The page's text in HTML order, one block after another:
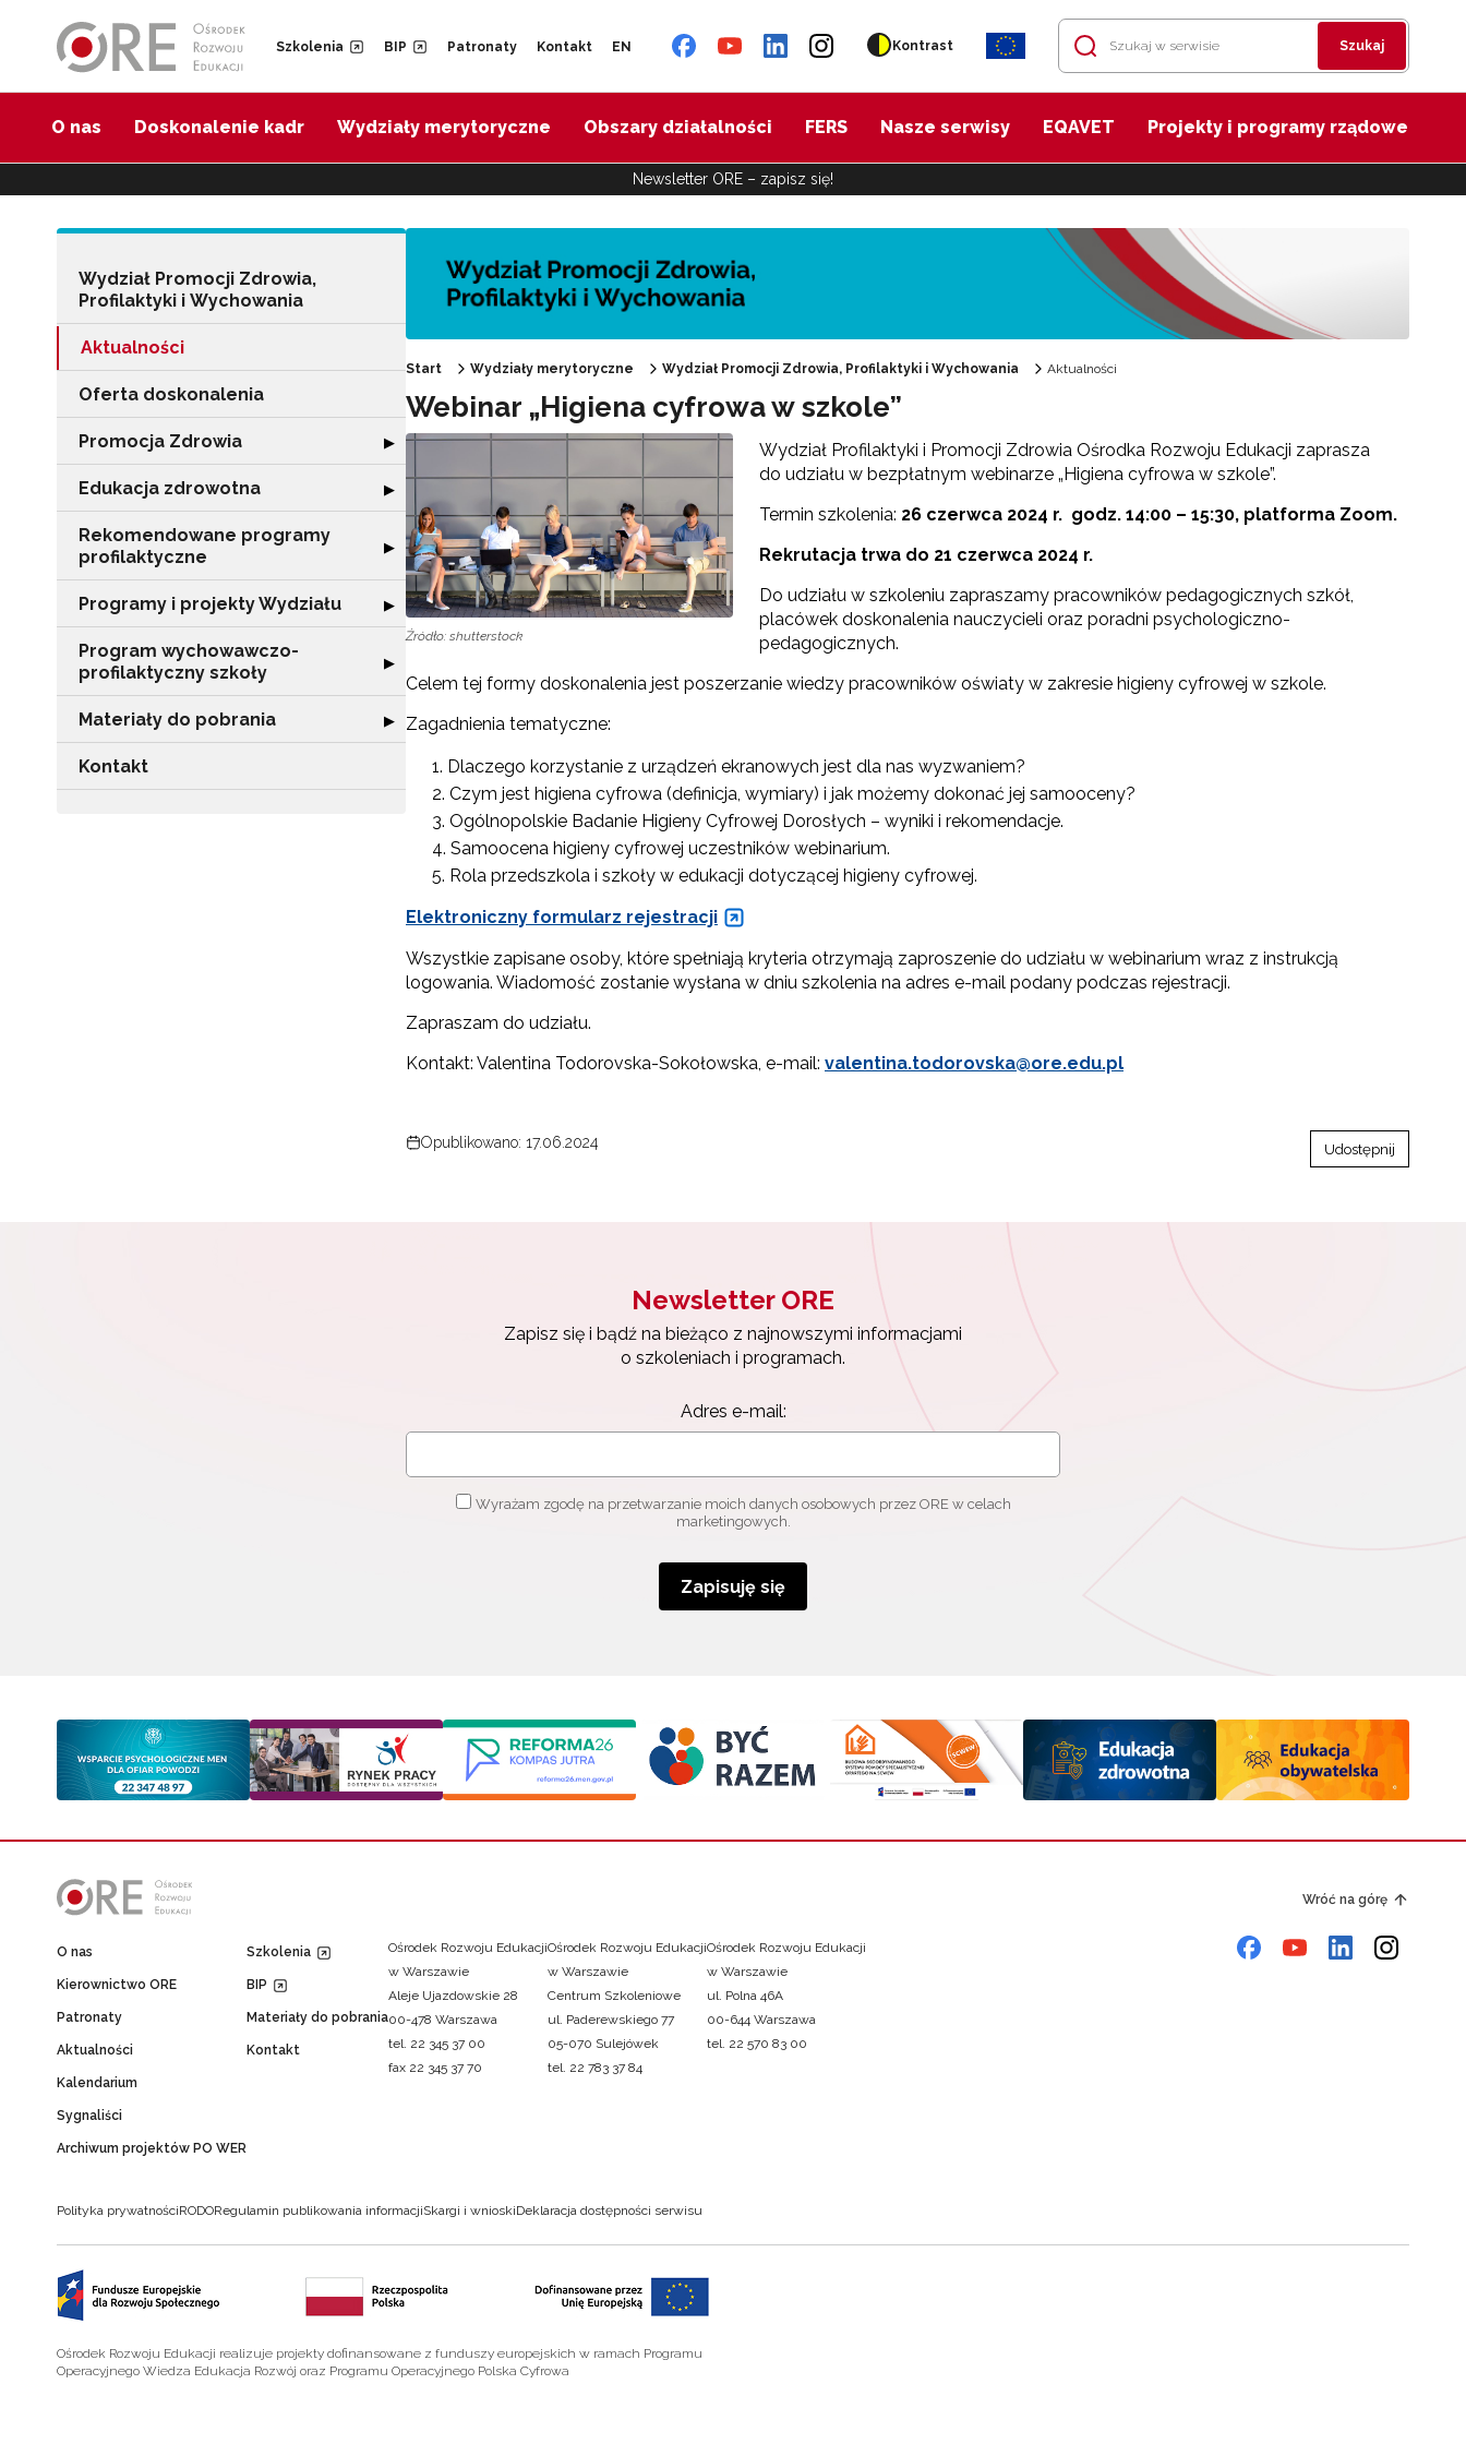
Szkolenia BIP Patronaty Kontakt EN Kontrast Szukaj
O nas Doskonalenie kadr Wydziały merytoryczne Obszary działalności FERS Nasze serwisy EQAVET Projekty i programy rządowe
Newsletter ORE – zapisz się!
Wydział Promocji Zdrowia,
Profilaktyki i Wychowania
Aktualności
Oferta doskonalenia
Promocja Zdrowia Rozwiń sekcję "Promocja Zdrowia"
▶
Edukacja zdrowotna Rozwiń sekcję "Edukacja zdrowotna"
▶
Rekomendowane programy
profilaktyczne
Rozwiń sekcję "Rekomendowane programy profilaktyczne"
▶
Programy i projekty Wydziału Rozwiń sekcję "Programy i projekty Wydziału"
▶
Program wychowawczo-
profilaktyczny szkoły
Rozwiń sekcję "Program wychowawczo-profilaktyczny szkoły"
▶
Materiały do pobrania Rozwiń sekcję "Materiały do pobrania"
▶
Kontakt
Start Wydziały merytoryczne Wydział Promocji Zdrowia, Profilaktyki i Wychowania Aktualności
Webinar „Higiena cyfrowa w szkole”
Źródło: shutterstock
Wydział Profilaktyki i Promocji Zdrowia Ośrodka Rozwoju Edukacji zaprasza
do udziału w bezpłatnym webinarze „Higiena cyfrowa w szkole”.
Termin szkolenia: 26 czerwca 2024 r. godz. 14:00 – 15:30, platforma Zoom.
Rekrutacja trwa do 21 czerwca 2024 r.
Do udziału w szkoleniu zapraszamy pracowników pedagogicznych szkół,
placówek doskonalenia nauczycieli oraz poradni psychologiczno-
pedagogicznych.
Celem tej formy doskonalenia jest poszerzanie wiedzy pracowników oświaty w zakresie higieny cyfrowej w szkole.
Zagadnienia tematyczne:
Dlaczego korzystanie z urządzeń ekranowych jest dla nas wyzwaniem?
Czym jest higiena cyfrowa (definicja, wymiary) i jak możemy dokonać jej samooceny?
Ogólnopolskie Badanie Higieny Cyfrowej Dorosłych – wyniki i rekomendacje.
Samoocena higieny cyfrowej uczestników webinarium.
Rola przedszkola i szkoły w edukacji dotyczącej higieny cyfrowej.
Elektroniczny formularz rejestracji
Wszystkie zapisane osoby, które spełniają kryteria otrzymają zaproszenie do udziału w webinarium wraz z instrukcją
logowania. Wiadomość zostanie wysłana w dniu szkolenia na adres e-mail podany podczas rejestracji.
Zapraszam do udziału.
Kontakt: Valentina Todorovska-Sokołowska, e-mail: valentina.todorovska@ore.edu.pl
Opublikowano: 17.06.2024 Udostępnij
Newsletter ORE
Zapisz się i bądź na bieżąco z najnowszymi informacjami
o szkoleniach i programach.
Adres e-mail:
Wyrażam zgodę na przetwarzanie moich danych osobowych przez ORE w celach
marketingowych.
Zapisuję się
Wróć na górę
O nas
Kierownictwo ORE
Patronaty
Aktualności
Kalendarium
Sygnaliści
Archiwum projektów PO WER
Szkolenia
BIP
Materiały do pobrania
Kontakt
Ośrodek Rozwoju Edukacji
w Warszawie
Aleje Ujazdowskie 28
00-478 Warszawa
tel. 22 345 37 00
fax 22 345 37 70
Ośrodek Rozwoju Edukacji
w Warszawie
Centrum Szkoleniowe
ul. Paderewskiego 77
05-070 Sulejówek
tel. 22 783 37 84
Ośrodek Rozwoju Edukacji
w Warszawie
ul. Polna 46A
00-644 Warszawa
tel. 22 570 83 00
Polityka prywatnościRODORegulamin publikowania informacjiSkargi i wnioskiDeklaracja dostępności serwisu
Ośrodek Rozwoju Edukacji realizuje projekty dofinansowane z funduszy europejskich w ramach Programu
Operacyjnego Wiedza Edukacja Rozwój oraz Programu Operacyjnego Polska Cyfrowa